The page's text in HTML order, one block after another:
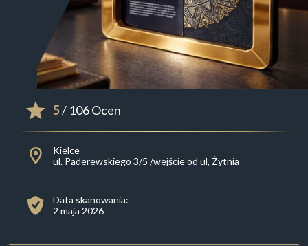
5/ 106 Ocen
Kielce
ul. Paderewskiego 3/5 /wejście od ul, Żytnia
Data skanowania:
2 maja 2026